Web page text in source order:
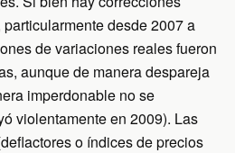
desde 2007 a
de variaciones reales fueron
aunque de manera despareja
imperdonable no se
violentamente en 2009). Las
o índices de precios